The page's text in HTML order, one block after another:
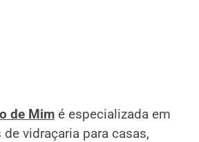
de Mim é especializada em
vidraçaria para casas,